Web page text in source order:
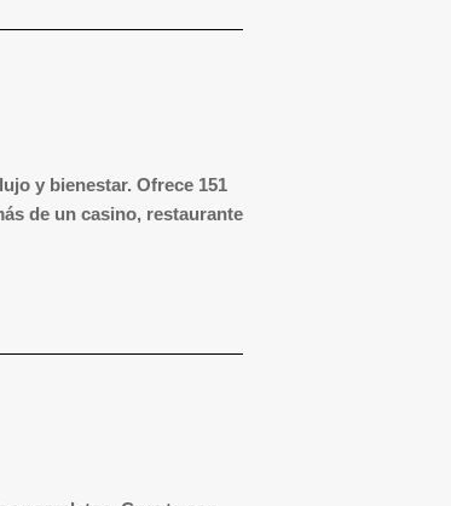
y bienestar. Ofrece 151
de un casino, restaurante